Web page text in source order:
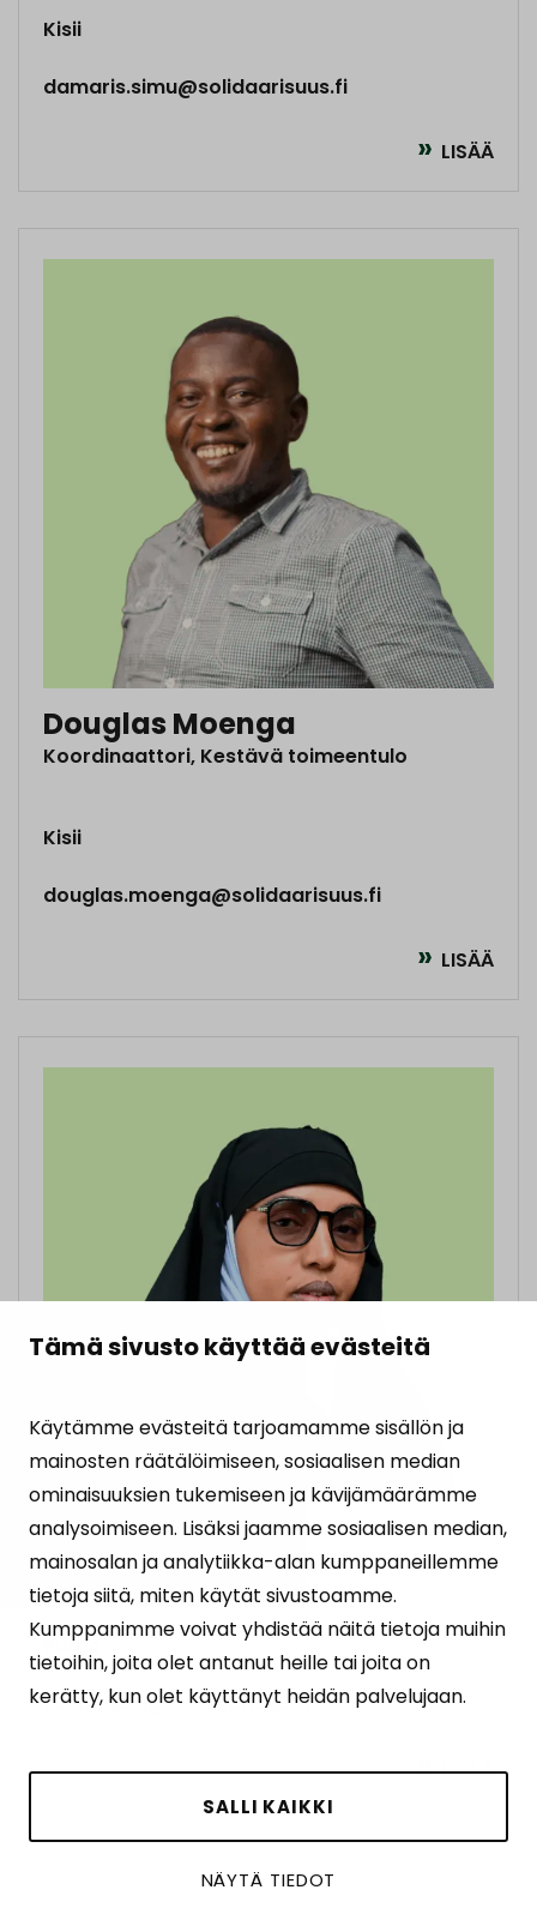
Tämä sivusto käyttää evästeitä
Käytämme evästeitä tarjoamamme sisällön ja
mainosten räätälöimiseen, sosiaalisen median
ominaisuuksien tukemiseen ja kävijämäärämme
analysoimiseen. Lisäksi jaamme sosiaalisen median,
mainosalan ja analytiikka-alan kumppaneillemme
tietoja siitä, miten käytät sivustoamme.
Kumppanimme voivat yhdistää näitä tietoja muihin
tietoihin, joita olet antanut heille tai joita on
kerätty, kun olet käyttänyt heidän palvelujaan.
SALLI KAIKKI
NÄYTÄ TIEDOT
Kisii
damaris.simu@solidaarisuus.fi
LISÄÄ
Douglas Moenga
Koordinaattori, Kestävä toimeentulo
Kisii
douglas.moenga@solidaarisuus.fi
LISÄÄ
Zuhur Abdi Jama
Koordinaattori, Väkivallan ehkäisy
Burao
zuhur.abdi@solidaarisuus.fi
LISÄÄ